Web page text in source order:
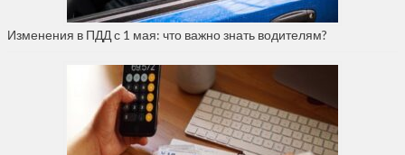
Изменения в ПДД с 1 мая: что важно знать водителям?